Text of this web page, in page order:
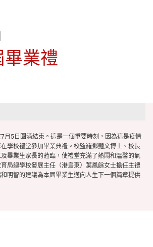
業禮
月5日圓滿結束。這是一個重要時刻，因為這是疫情
學校禮堂參加畢業典禮。校監羅鄧豔文博士、校長
畢業生家長的蒞臨，使禮堂充滿了熱鬧和溫馨的氣
局總學校發展主任（港島東）葉鳳餘女士擔任主禮
明智的建議為本屆畢業生邁向人生下一個篇章提供